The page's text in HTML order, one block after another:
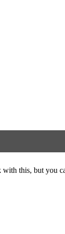
with this, but you